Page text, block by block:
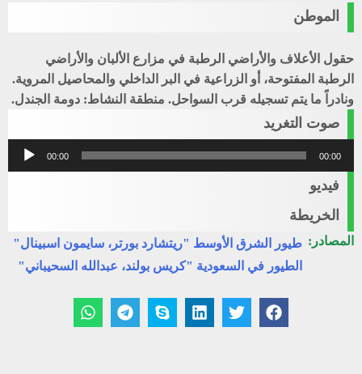
الموطن
حقول الأعلاف والأراضي الرطبة في مزارع الألبان والأراضي
الرطبة المفتوحة، أو الزراعية في البر الداخلي والمحاصيل المروية.
ونادراً ما يتم تسجيله قرب السواحل. منطقة النشاط: دومة الجندل.
صوت التغريد
مشغل
الصوت
00:00 00:00
فيديو
الخريطة
المصادر: طيور الشرق الأوسط "ريتشارد بورتر، سايمون اسبينال"
الطيور في السعودية "كريس بولند، عبدالله السحيباني"